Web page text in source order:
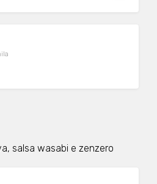
salsa wasabi e zenzero